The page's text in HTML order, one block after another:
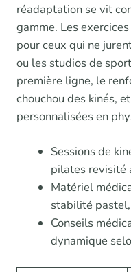
réadaptation se vit
gamme. Les
pour ceux qui ne
ou les studios de
première ligne, le
chouchou des kinés,
personnalisées en
Sessions de
pilates revisité
Matériel
stabilité
Conseils
dynamique